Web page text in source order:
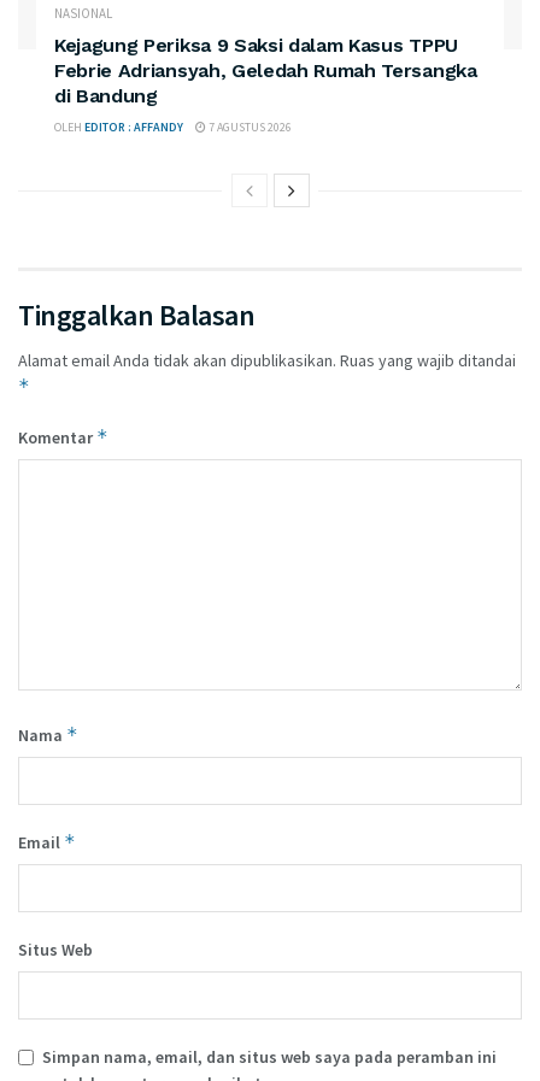
NASIONAL
Kejagung Periksa 9 Saksi dalam Kasus TPPU
Febrie Adriansyah, Geledah Rumah Tersangka
di Bandung
OLEH EDITOR : AFFANDY 7 AGUSTUS 2026
Tinggalkan Balasan
Alamat email Anda tidak akan dipublikasikan. Ruas yang wajib ditandai
*
Komentar*
Nama *
Email *
Situs Web
Simpan nama, email, dan situs web saya pada peramban ini